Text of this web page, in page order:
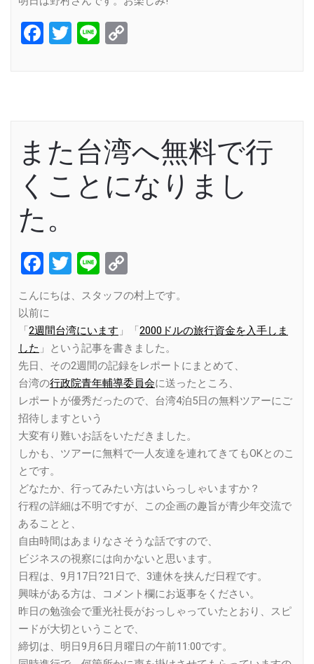
Facebook
Twitter
Line
また台湾へ無料で行
くことになりまし
た。
Facebook
Twitter
Line
Link
こんにちは、スタッフの村上です。
以前に
「2週間台湾にいます 」「2000ドルの旅行資金を入手しま
した 」という記事を書きました。
先日、その2週間の記録をレポートにまとめて、
台湾の行政院青年輔導委員会に送ったところ、
レポートが優秀だったので、台湾4泊5日の無料ツアーにご
招待しますという
大変有り難いお話をいただきました。
しかも、ツアーに無料で一人友達を連れてきてもOKとのこ
とです。
どなたか、行ってみたい方はいらっしゃいますか？
行程の詳細は不明ですが、この企画の趣旨が青少年交流で
あることと、
自由時間はあまりなさそうな話ですので、
ビジネスの視察には向かないと思います。
日程は、9月17日?21日で、3連休を挟んだ日程です。
興味がある方は、コメント欄にお返事をください。
昨日の勉強会で重光社長がおっしゃっていたとおり、スピ
ードが大切ということで、
締切は、明日9月6日月曜日の午前11:00です。